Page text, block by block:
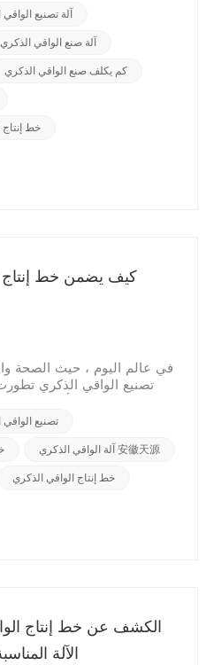
تعزيز الراحة والمتانة
الذكري، والتي تدمج الآن الأتمتة المتطور...
آلة تصنيع
آلة صنع الواقي الذكري
كم يكلف صنع الواقي الذكري
خط إنتاج
كيف يضمن خط إنتاج
في عالم اليوم ، حيث الصحة
تصنيع الواقي الذكري
الصارمة. أ خط إنتاج
التكنولوجيا المتقدمة
ضروري ليس فقط لثقة المستهلك ولك...
تصنيع الواقي
آلة الواقي الذكري 安徽天源
خط إنتاج الواقي الذكري
الكشف عن خط إنتاج
الآلة